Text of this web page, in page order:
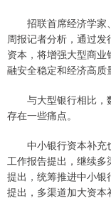
招联首席经济学家
周报记者分析，通过
资本，将增强大型商
融安全稳定和经济高质
与大型银行相比，
存在一些痛点。
中小银行资本补充
工作报告提出，继续
提出，统筹推进中小
提出，多渠道加大资本